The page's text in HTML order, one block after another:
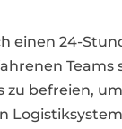
einen 24-
befreien,